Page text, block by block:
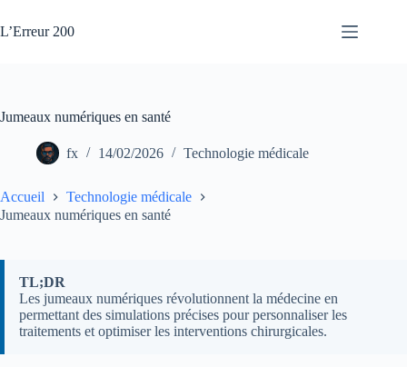
au
contenu
L’Erreur 200
Jumeaux numériques en santé
fx 14/02/2026 Technologie médicale
Accueil
Technologie médicale
Jumeaux numériques en santé
TL;DR
Les jumeaux numériques révolutionnent la médecine en
permettant des simulations précises pour personnaliser les
traitements et optimiser les interventions chirurgicales.